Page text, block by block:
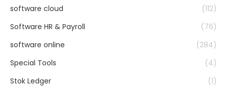
software cloud
(112)
Software HR & Payroll
(76)
software online
(284)
Special Tools
(4)
Stok Ledger
(1)